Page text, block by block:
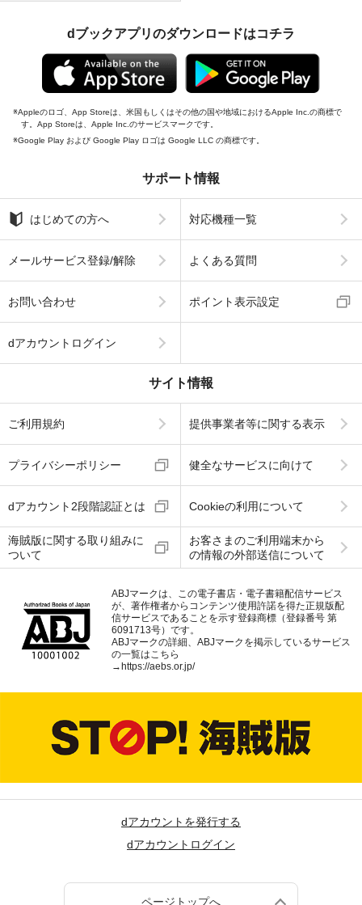
dブックアプリのダウンロードはコチラ
Appleのロゴ、App Storeは、米国もしくはその他の国や地域におけるApple Inc.の商標で
す。App Storeは、Apple Inc.のサービスマークです。
Google Play および Google Play ロゴは Google LLC の商標です。
サポート情報
はじめての方へ 対応機種一覧
メールサービス登録/解除 よくある質問
お問い合わせ ポイント表示設定
dアカウントログイン
サイト情報
ご利用規約 提供事業者等に関する表示
プライバシーポリシー 健全なサービスに向けて
dアカウント2段階認証とは Cookieの利用について
海賊版に関する取り組みに
ついて
お客さまのご利用端末から
の情報の外部送信について
ABJマークは、この電子書店・電子書籍配信サービス
が、著作権者からコンテンツ使用許諾を得た正規版配
信サービスであることを示す登録商標（登録番号 第
6091713号）です。
ABJマークの詳細、ABJマークを掲示しているサービス
の一覧はこちら
→ https://aebs.or.jp/
dアカウントを発行する
dアカウントログイン
ページトップへ